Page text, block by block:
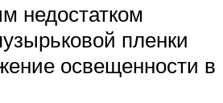
недостатком
пленки
освещенности в